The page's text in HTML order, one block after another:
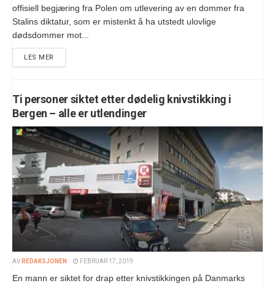
offisiell begjæring fra Polen om utlevering av en dommer fra
Stalins diktatur, som er mistenkt å ha utstedt ulovlige
dødsdommer mot...
LES MER
Ti personer siktet etter dødelig knivstikking i
Bergen – alle er utlendinger
AV REDAKSJONEN FEBRUAR 17, 2019
En mann er siktet for drap etter knivstikkingen på Danmarks